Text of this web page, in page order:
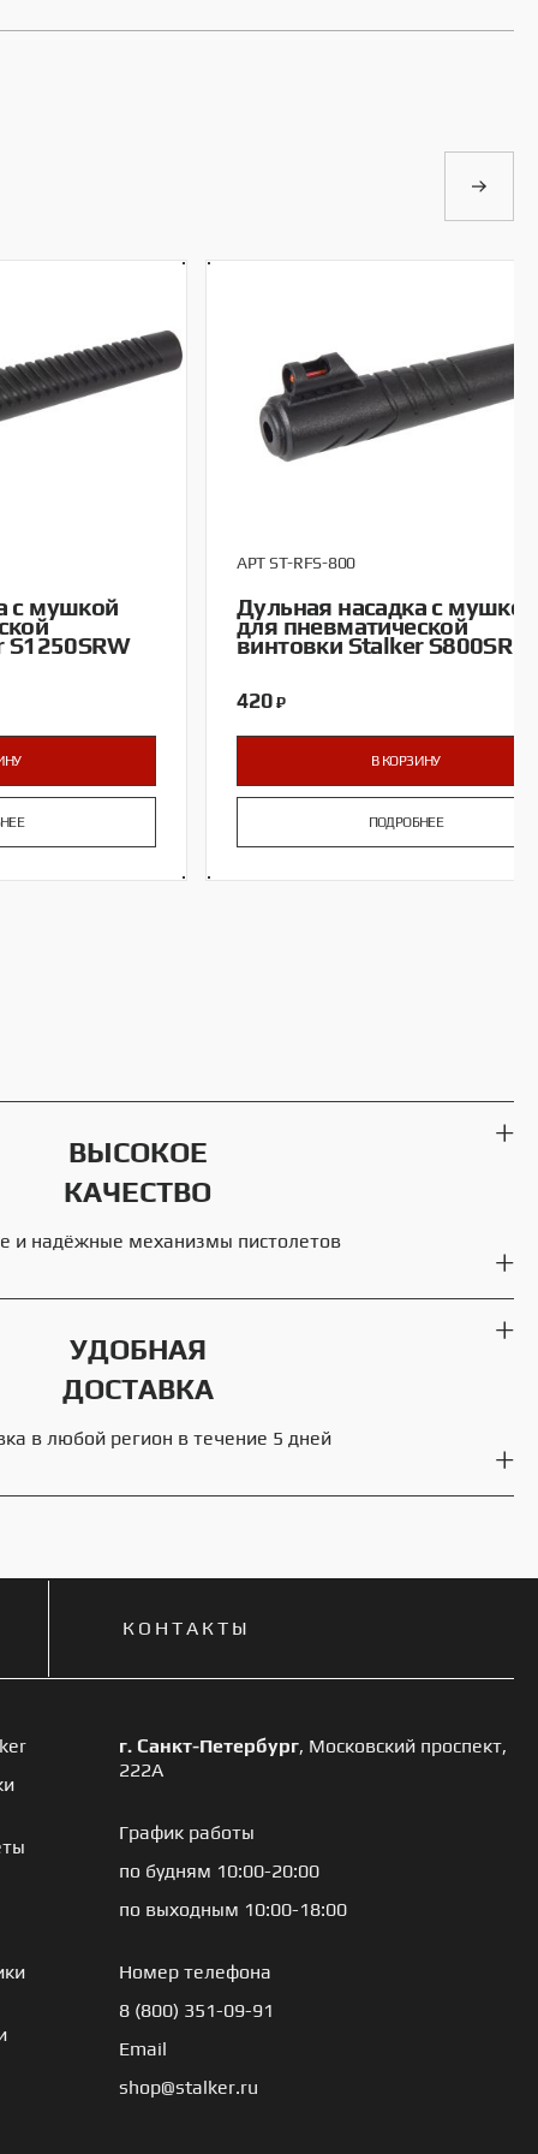
с мушкой
S1250SRW
АРТ ST-RFS-800
Дульная насадка с мушкой
для пневматической
винтовки Stalker S800SR
420 ₽
В КОРЗИНУ
ПОДРОБНЕЕ
ВЫСОКОЕ
КАЧЕСТВО
и надёжные механизмы пистолетов
УДОБНАЯ
ДОСТАВКА
в любой регион в течение 5 дней
КОНТАКТЫ
г. Санкт-Петербург, Московский проспект,
222А
График работы
по будням 10:00-20:00
по выходным 10:00-18:00
Номер телефона
8 (800) 351-09-91
Email
shop@stalker.ru